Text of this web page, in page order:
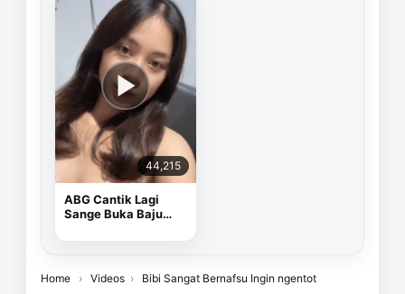
44,215
ABG Cantik Lagi
Sange Buka Baju
Home › Videos › Bibi Sangat Bernafsu Ingin ngentot